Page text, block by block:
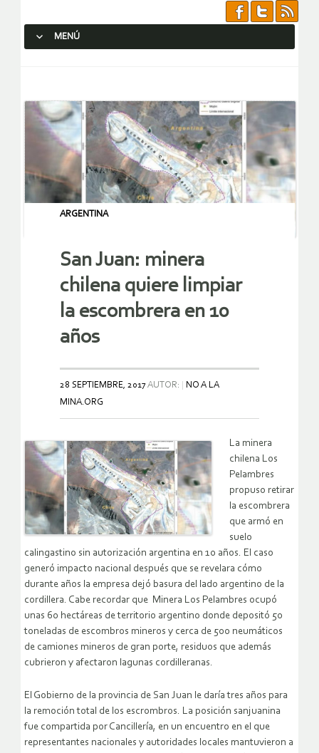
MENÚ
ARGENTINA
San Juan: minera
chilena quiere limpiar
la escombrera en 10
años
28 SEPTIEMBRE, 2017AUTOR:
NO A LA
MINA.ORG
La minera
chilena Los
Pelambres
propuso retirar
la escombrera
que armó en
suelo
calingastino sin autorización argentina en 10 años. El caso
generó impacto nacional después que se revelara cómo
durante años la empresa dejó basura del lado argentino de la
cordillera. Cabe recordar que Minera Los Pelambres ocupó
unas 60 hectáreas de territorio argentino donde depositó 50
toneladas de escombros mineros y cerca de 500 neumáticos
de camiones mineros de gran porte, residuos que además
cubrieron y afectaron lagunas cordilleranas.
El Gobierno de la provincia de San Juan le daría tres años para
la remoción total de los escrombros. La posición sanjuanina
fue compartida por Cancillería, en un encuentro en el que
representantes nacionales y autoridades locales mantuvieron a